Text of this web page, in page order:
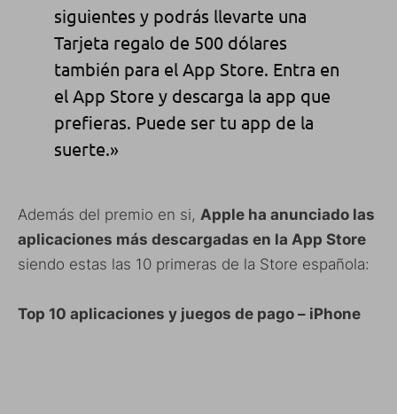
siguientes y podrás llevarte una
Tarjeta regalo de 500 dólares
también para el App Store. Entra en
el App Store y descarga la app que
prefieras. Puede ser tu app de la
suerte.»
Además del premio en si, Apple ha anunciado las
aplicaciones más descargadas en la App Store
siendo estas las 10 primeras de la Store española:
Top 10 aplicaciones y juegos de pago – iPhone